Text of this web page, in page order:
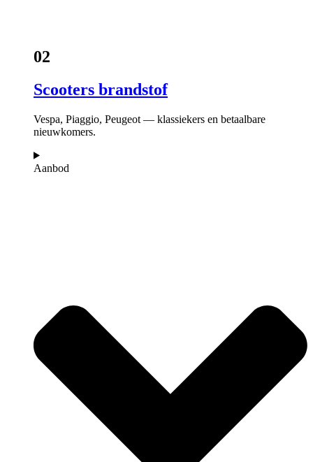
02
Scooters brandstof
Vespa, Piaggio, Peugeot — klassiekers en betaalbare
nieuwkomers.
Aanbod